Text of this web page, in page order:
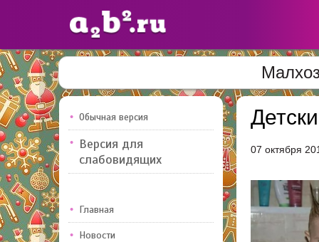
Сайты
педагогов
Добавлено — 10947
Обычная версия
Версия для
слабовидящих
Главная
Новости
07 октября